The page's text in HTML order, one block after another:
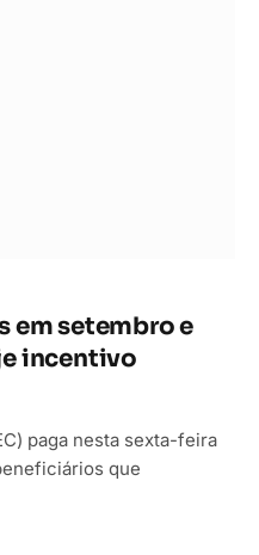
em setembro e
incentivo
paga nesta sexta-feira
que